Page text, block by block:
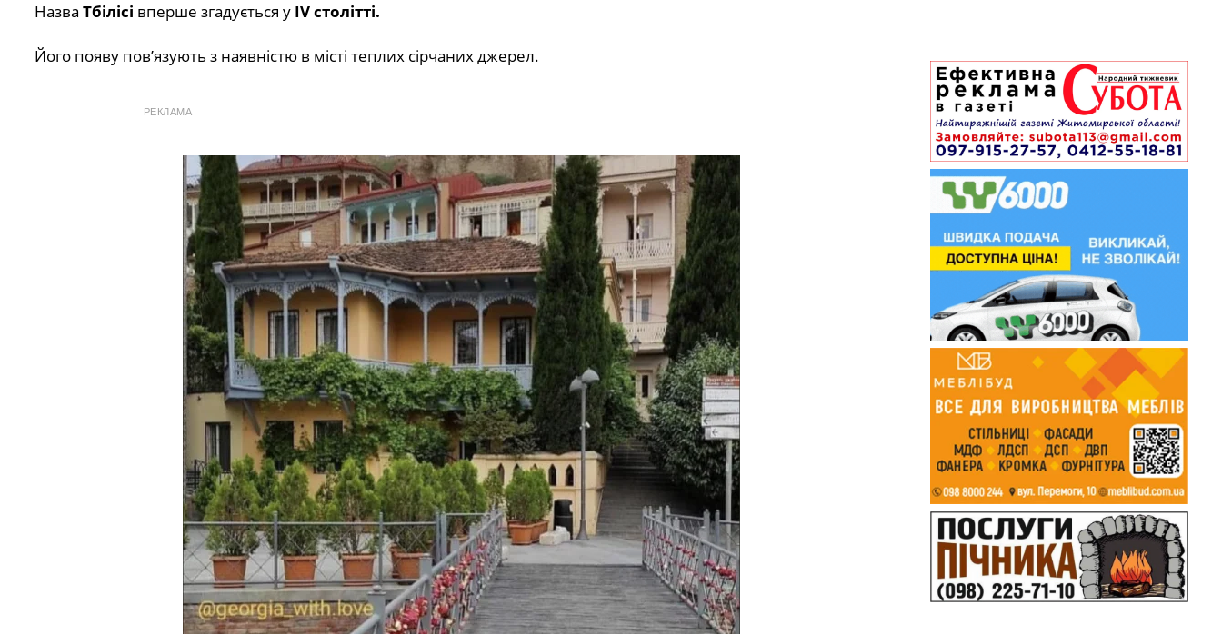
Назва Тбілісі вперше згадується у IV столітті.
Його появу пов’язують з наявністю в місті теплих сірчаних джерел.
РЕКЛАМА